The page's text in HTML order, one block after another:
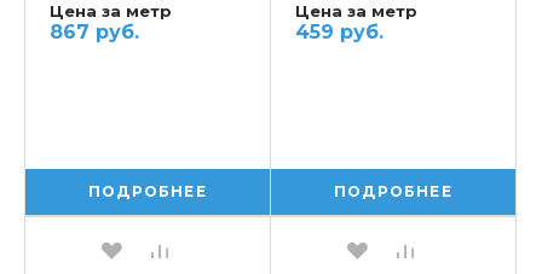
Цена за метр
867 руб.
ПОДРОБНЕЕ
Цена за метр
459 руб.
ПОДРОБНЕЕ